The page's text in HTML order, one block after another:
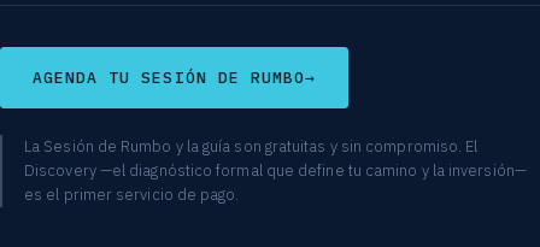
AGENDA TU SESIÓN DE RUMBO→
La Sesión de Rumbo y la guía son gratuitas y sin compromiso. El
Discovery —el diagnóstico formal que define tu camino y la inversión—
es el primer servicio de pago.